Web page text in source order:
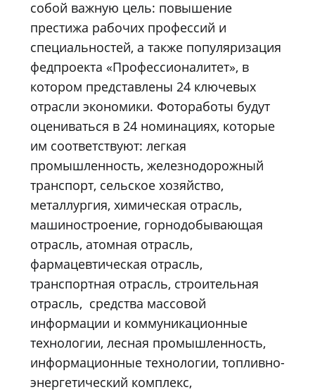
собой важную цель: повышение
престижа рабочих профессий и
специальностей, а также популяризация
федпроекта «Профессионалитет», в
котором представлены 24 ключевых
отрасли экономики. Фотоработы будут
оцениваться в 24 номинациях, которые
им соответствуют: легкая
промышленность, железнодорожный
транспорт, сельское хозяйство,
металлургия, химическая отрасль,
машиностроение, горнодобывающая
отрасль, атомная отрасль,
фармацевтическая отрасль,
транспортная отрасль, строительная
отрасль, средства массовой
информации и коммуникационные
технологии, лесная промышленность,
информационные технологии, топливно-
энергетический комплекс,